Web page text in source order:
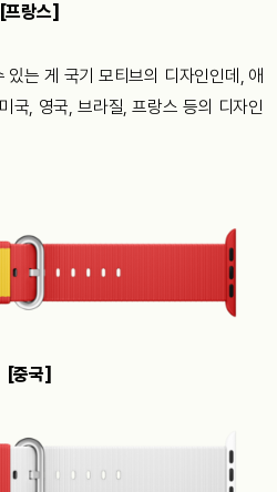
[프랑스]
는 게 국기 모티브의 디자인인데, 애
국, 영국, 브라질, 프랑스 등의 디자인
[중국]